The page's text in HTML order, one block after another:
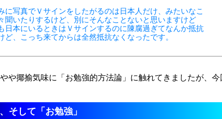
に写真でＶサインをしたがるのは日本人だけ、みたいなこ
聞いたりするけど、別にそんなことないと思いますけど
日本にいるときはＶサインするのに陳腐過ぎてなんか抵抗
ど、こっち来てからは全然抵抗なくなったです。
や揶揄気味に「お勉強的方法論」に触れてきましたが、今
そして「お勉強」